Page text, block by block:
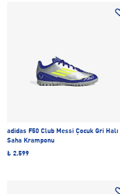
adidas F50 Club Messi Çocuk Gri Halı
Saha Kramponu
₺ 2.599